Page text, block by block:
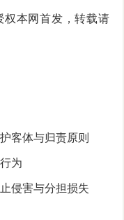
权本网首发，转载请
客体与归责原则
为
侵害与分担损失